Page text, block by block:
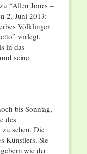
“Allen Jones –
2. Juni 2013:
Völklinger
vorlegt,
in das
seine
bis Sonntag,
des
sehen. Die
Künstlers. Sie
wie der